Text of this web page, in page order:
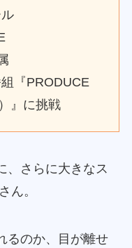
『PRODUCE
』に挑戦
、さらに大きなス
ん。
るのか、目が離せ